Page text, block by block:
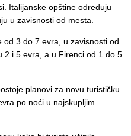
Italijanske opštine određuju
u zavisnosti od mesta.
od 3 do 7 evra, u zavisnosti od
2 i 5 evra, a u Firenci od 1 do 5
planovi za novu turističku
po noći u najskupljim